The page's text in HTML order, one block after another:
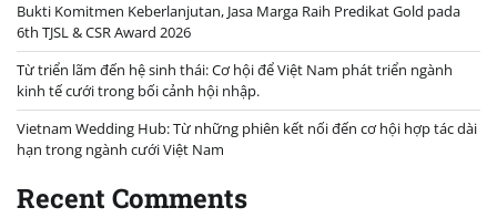
Bukti Komitmen Keberlanjutan, Jasa Marga Raih Predikat Gold pada
6th TJSL & CSR Award 2026
Từ triển lãm đến hệ sinh thái: Cơ hội để Việt Nam phát triển ngành
kinh tế cưới trong bối cảnh hội nhập.
Vietnam Wedding Hub: Từ những phiên kết nối đến cơ hội hợp tác dài
hạn trong ngành cưới Việt Nam
Recent Comments